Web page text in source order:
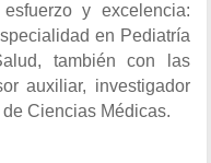
y excelencia:
en Pediatría
también con las
auxiliar, investigador
Ciencias Médicas.